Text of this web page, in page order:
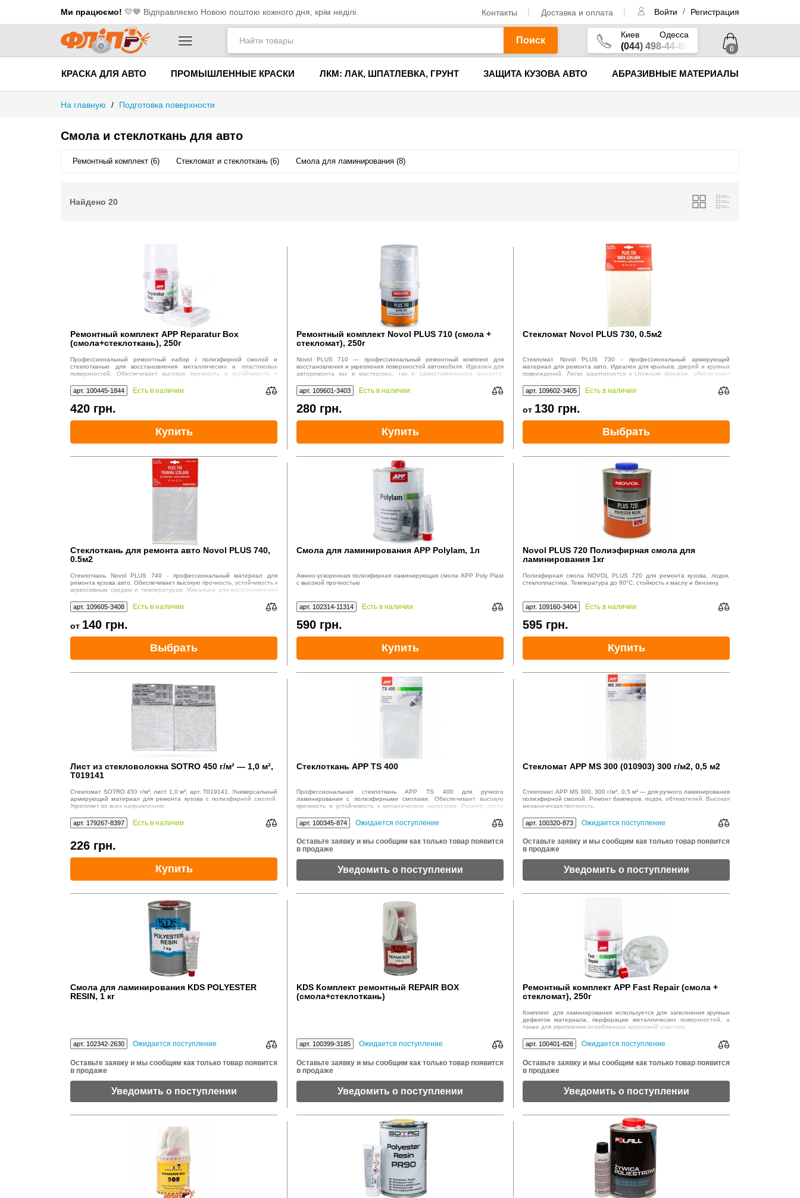
Ми працюємо! 💛​💙 Відправляємо Новою поштою кожного дня, крім неділі. Контакты Доставка и оплата Войти / Регистрация
Поиск
Киев Одесса
(044) 498-44-89 0
КРАСКА ДЛЯ АВТО ПРОМЫШЛЕННЫЕ КРАСКИ ЛКМ: ЛАК, ШПАТЛЕВКА, ГРУНТ ЗАЩИТА КУЗОВА АВТО АБРАЗИВНЫЕ МАТЕРИАЛЫ
На главную / Подготовка поверхности
Смола и стеклоткань для авто
Ремонтный комплект (6) Стекломат и стеклоткань (6) Смола для ламинирования (8)
Найдено 20
Ремонтный комплект APP Reparatur Box
(смола+стеклоткань), 250г
Профессиональный ремонтный набор с полиэфирной смолой и
стеклотканью для восстановления металлических и пластиковых
поверхностей. Обеспечивает высокую прочность и устойчивость к
арт. 100445-1844 Есть в наличии
420 грн.
Купить
Ремонтный комплект Novol PLUS 710 (смола +
стекломат), 250г
Novol PLUS 710 — профессиональный ремонтный комплект для
восстановления и укрепления поверхностей автомобиля. Идеален для
авторемонта как в мастерских, так и самостоятельного ремонта.
после затвердевания.
арт. 109601-3403 Есть в наличии
280 грн.
Купить
Стекломат Novol PLUS 730, 0.5м2
Стекломат Novol PLUS 730 - профессиональный армирующий
материал для ремонта авто. Идеален для крыльев, дверей и крупных
повреждений. Легко адаптируется к сложным формам, обеспечивая
арт. 109602-3405 Есть в наличии
от 130 грн.
Выбрать
Стеклоткань для ремонта авто Novol PLUS 740,
0.5м2
Стеклоткань Novol PLUS 740 - профессиональный материал для
ремонта кузова авто. Обеспечивает высокую прочность, устойчивость к
агрессивным средам и температурам. Идеальна для восстановления
арт. 109605-3408 Есть в наличии
от 140 грн.
Выбрать
Смола для ламинирования APP Polylam, 1л
Амино-ускоренная полиэфирная ламинирующая смола APP Poly Plast
с высокой прочностью
арт. 102314-11314 Есть в наличии
590 грн.
Купить
Novol PLUS 720 Полиэфирная смола для
ламинирования 1кг
Полиэфирная смола NOVOL PLUS 720 для ремонта кузова, лодок,
стеклопластика. Температура до 80°C, стойкость к маслу и бензину.
арт. 109160-3404 Есть в наличии
595 грн.
Купить
Лист из стекловолокна SOTRO 450 г/м² — 1,0 м²,
T019141
Стекломат SOTRO 450 г/м², лист 1,0 м², арт. T019141. Универсальный
армирующий материал для ремонта кузова с полиэфирной смолой.
Укрепляет во всех направлениях.
арт. 179267-8397 Есть в наличии
226 грн.
Купить
Стеклоткань APP TS 400
Профессиональная стеклоткань APP TS 400 для ручного
ламинирования с полиэфирными смолами. Обеспечивает высокую
прочность и устойчивость к механическим нагрузкам. Размер листа
арт. 100345-874 Ожидается поступление
Оставьте заявку и мы сообщим как только товар появится
в продаже
Уведомить о поступлении
Стекломат APP MS 300 (010903) 300 г/м2, 0,5 м2
Стекломат APP MS 300, 300 г/м², 0,5 м² — для ручного ламинирования
полиэфирной смолой. Ремонт бамперов, лодок, обтекателей. Высокая
механическая прочность.
арт. 100320-873 Ожидается поступление
Оставьте заявку и мы сообщим как только товар появится
в продаже
Уведомить о поступлении
Смола для ламинирования KDS POLYESTER
RESIN, 1 кг
арт. 102342-2630 Ожидается поступление
Оставьте заявку и мы сообщим как только товар появится
в продаже
Уведомить о поступлении
KDS Комплект ремонтный REPAIR BOX
(смола+стеклоткань)
арт. 100399-3185 Ожидается поступление
Оставьте заявку и мы сообщим как только товар появится
в продаже
Уведомить о поступлении
Ремонтный комплект APP Fast Repair (смола +
стекломат), 250г
Комплект для ламинирования используется для заполнения крупных
дефектов материала, перфорации металлических поверхностей, а
также для укрепления ослабленных коррозией участков.
арт. 100401-826 Ожидается поступление
Оставьте заявку и мы сообщим как только товар появится
в продаже
Уведомить о поступлении